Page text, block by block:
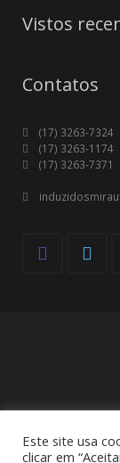
Vistos
Contatos
(17) 3263-7324
(17) 3263-1174
(17) 3263-7371
Este site usa
clicar em